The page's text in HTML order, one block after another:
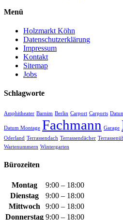
Menü
Holzmarkt Köhn
Datenschutzerklärung
Impressum
Kontakt
Sitemap
Jobs
Schlagworte
Amphitheater Barnim Berlin Carport Carports
Datum Montage Fachmann Garage
Oderland Terrassendach Terrassendächer
Wartenummern Wintergarten
Bürozeiten
Montag
9:00 – 18:00
Dienstag
9:00 – 18:00
Mittwoch
9:00 – 18:00
Donnerstag 9:00 – 18:00